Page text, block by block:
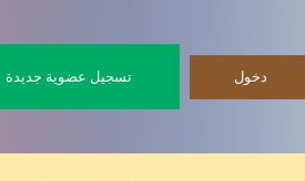
تسجيل عضوية جديدة